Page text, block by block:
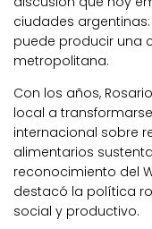
ciudades
puede producir una
metropolitana.
Con los años,
local a
internacional sobre
alimentarios
reconocimiento del
destacó la política
social y productivo.